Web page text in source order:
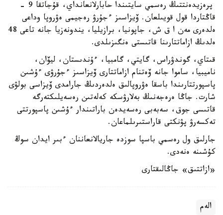
پرەزيدەنتتىڭ رەسمي سايتىندا حابارلانعانداي، قۇجاتقا 9 -
قاڭتاردا قول قويىلعان. ۆيزاسىز ءجۇرۋ رەجيمى ەۋروپا وداعى
ەلدەرى مەن ا ق ش، جاپونيا، برازيليا، يندونەزيا جانە تاعى 48
ەلدىڭ ازاماتتارىنا قاتىستى ەنگىزىلدى.
قىتاي، گوندۋراس، گايتي، گامبيا، ءۇندىستان، ليۆان،
ناميبيا، ساموا جانە ۆەتنام ازاماتتارى ۆيزاسىز ءجۇرۋى ءۇشىن
پاسپورتتارىندا باسقا ەۋروپالىق ەلدەردىڭ جارامدى ۆيزاسى بولۋى
شارت. جاڭا ەرەجەنىڭ بەلارۋسكە كەلەتىن رەسەيلىكتەرگە
قاتىسى جوق، سەبەبى رەسەيدەن باراتىندار ءۇشىن پاسپورتتى
تەكسەرۋ پۋنكتى قاراستىرىلماعان.
جارلىق ول رەسمي باسپا سوزدە جاريالانعاننان ءبىر ايدان سوڭ
كۇشىنە ەنەدى.
«ازاتتىق» جاڭالىقتارى
الەم